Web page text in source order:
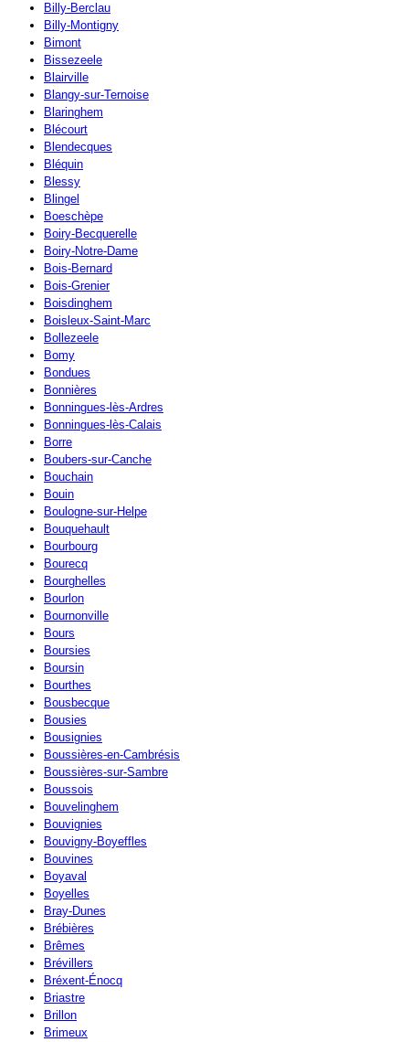
Billy-Berclau
Billy-Montigny
Bimont
Bissezeele
Blairville
Blangy-sur-Ternoise
Blaringhem
Blécourt
Blendecques
Bléquin
Blessy
Blingel
Boeschèpe
Boiry-Becquerelle
Boiry-Notre-Dame
Bois-Bernard
Bois-Grenier
Boisdinghem
Boisleux-Saint-Marc
Bollezeele
Bomy
Bondues
Bonnières
Bonningues-lès-Ardres
Bonningues-lès-Calais
Borre
Boubers-sur-Canche
Bouchain
Bouin
Boulogne-sur-Helpe
Bouquehault
Bourbourg
Bourecq
Bourghelles
Bourlon
Bournonville
Bours
Boursies
Boursin
Bourthes
Bousbecque
Bousies
Bousignies
Boussières-en-Cambrésis
Boussières-sur-Sambre
Boussois
Bouvelinghem
Bouvignies
Bouvigny-Boyeffles
Bouvines
Boyaval
Boyelles
Bray-Dunes
Brébières
Brêmes
Brévillers
Bréxent-Énocq
Briastre
Brillon
Brimeux